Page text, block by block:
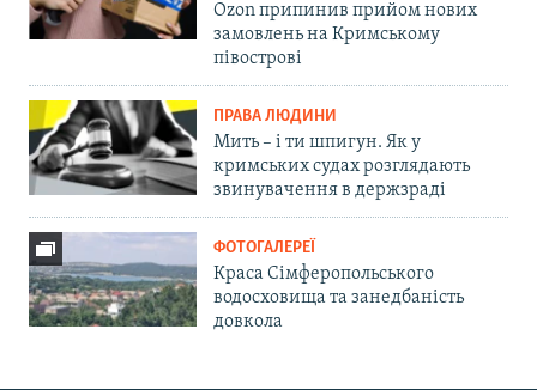
Ozon припинив прийом нових
замовлень на Кримському
півострові
ПРАВА ЛЮДИНИ
Мить – і ти шпигун. Як у
кримських судах розглядають
звинувачення в держзраді
ФОТОГАЛЕРЕЇ
Краса Сімферопольського
водосховища та занедбаність
довкола